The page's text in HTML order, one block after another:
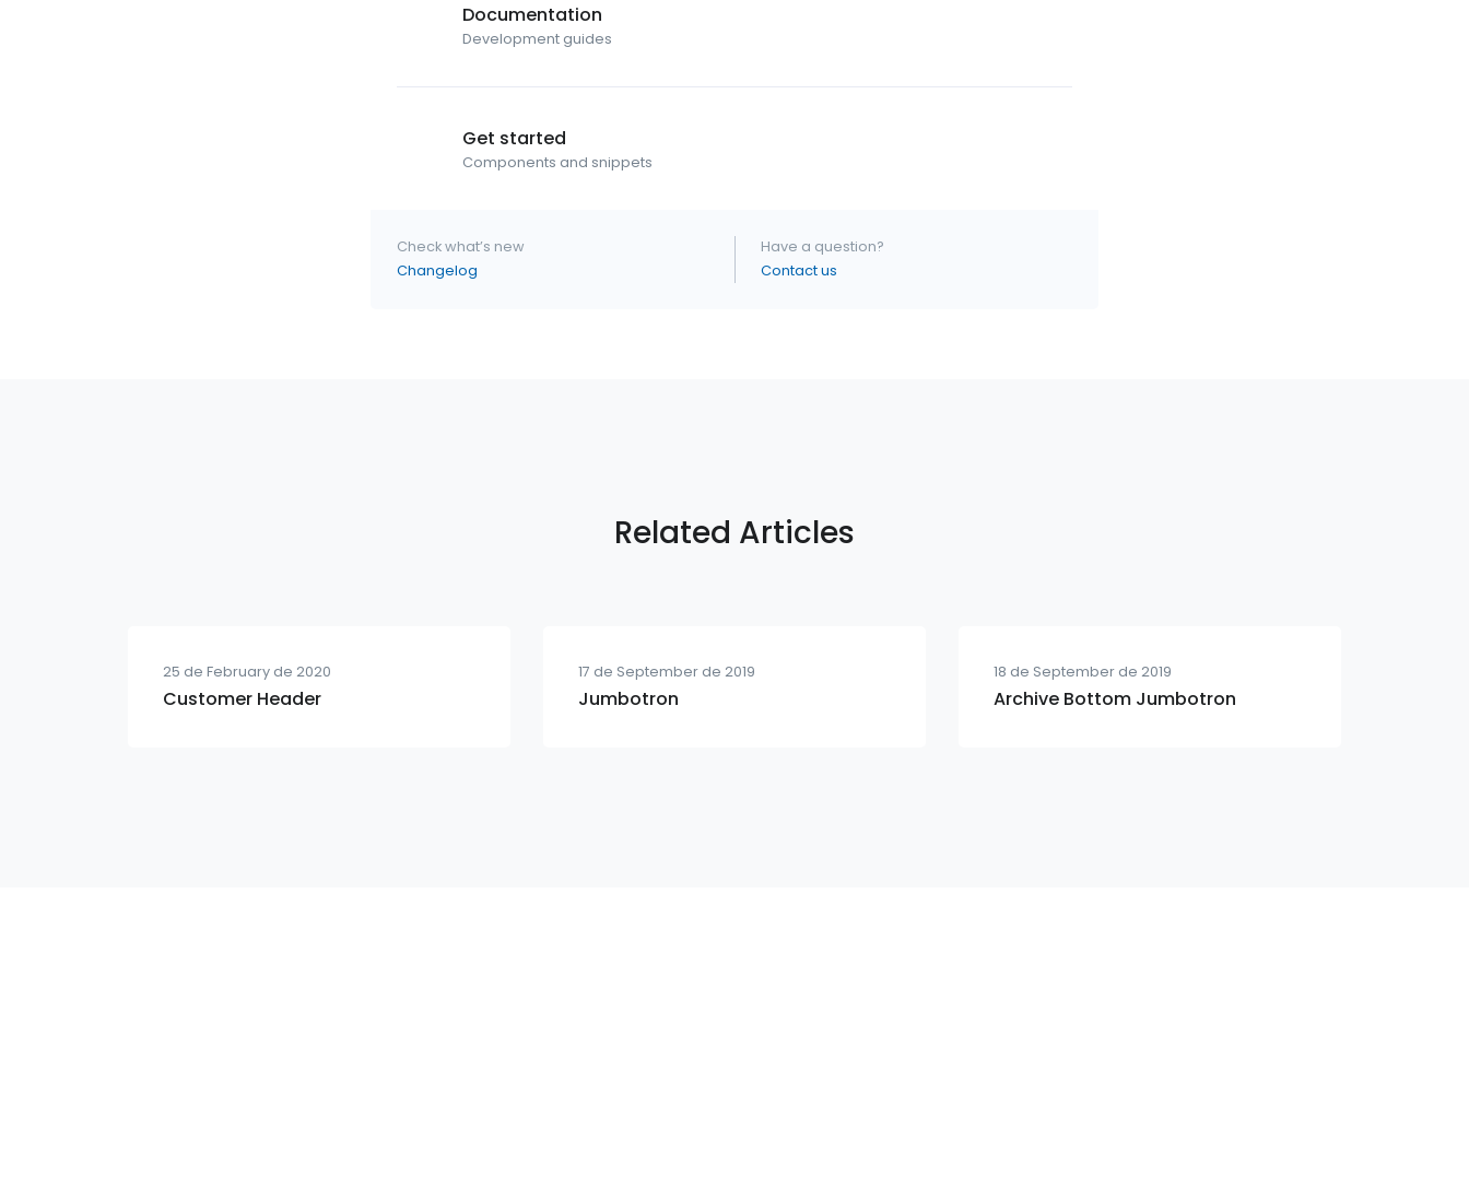
Documentation
Development guides
Get started
Components and snippets
Check what’s new
Changelog
Have a question?
Contact us
Related Articles
25 de February de 2020
Customer Header
17 de September de 2019
Jumbotron
18 de September de 2019
Archive Bottom Jumbotron